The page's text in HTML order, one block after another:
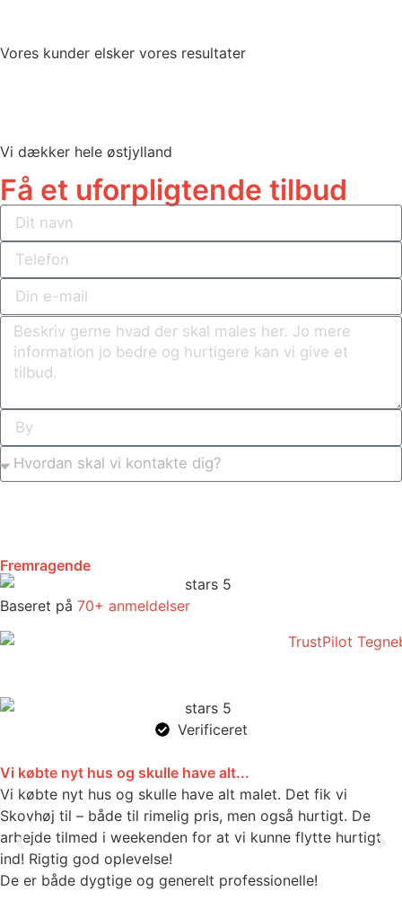
Vores kunder elsker vores resultater
Vi dækker hele østjylland
Få et uforpligtende tilbud
Fremragende
Baseret på 70+ anmeldelser
Verificeret
Vi købte nyt hus og skulle have alt...
Vi købte nyt hus og skulle have alt malet. Det fik vi
Skovhøj til – både til rimelig pris, men også hurtigt. De
arbejde tilmed i weekenden for at vi kunne flytte hurtigt
ind! Rigtig god oplevelse!
De er både dygtige og generelt professionelle!